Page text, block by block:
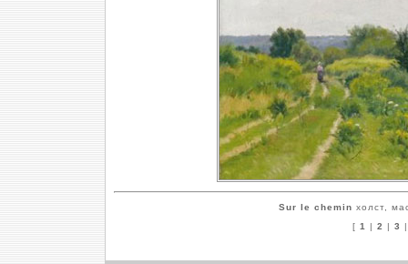
Sur le chemin холст,
[ 1 | 2 | 3